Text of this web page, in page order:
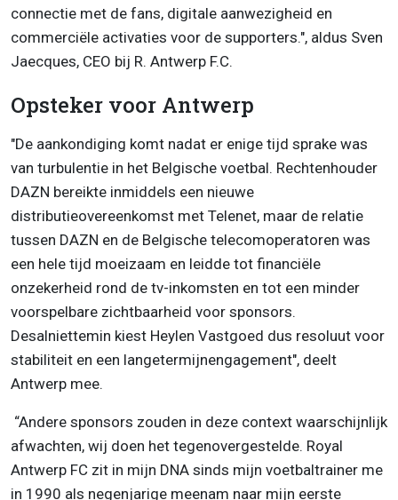
connectie met de fans, digitale aanwezigheid en
commerciële activaties voor de supporters.", aldus Sven
Jaecques, CEO bij R. Antwerp F.C.
Opsteker voor Antwerp
"De aankondiging komt nadat er enige tijd sprake was
van turbulentie in het Belgische voetbal. Rechtenhouder
DAZN bereikte inmiddels een nieuwe
distributieovereenkomst met Telenet, maar de relatie
tussen DAZN en de Belgische telecomoperatoren was
een hele tijd moeizaam en leidde tot financiële
onzekerheid rond de tv-inkomsten en tot een minder
voorspelbare zichtbaarheid voor sponsors.
Desalniettemin kiest Heylen Vastgoed dus resoluut voor
stabiliteit en een langetermijnengagement", deelt
Antwerp mee.
“Andere sponsors zouden in deze context waarschijnlijk
afwachten, wij doen het tegenovergestelde. Royal
Antwerp FC zit in mijn DNA sinds mijn voetbaltrainer me
in 1990 als negenjarige meenam naar mijn eerste